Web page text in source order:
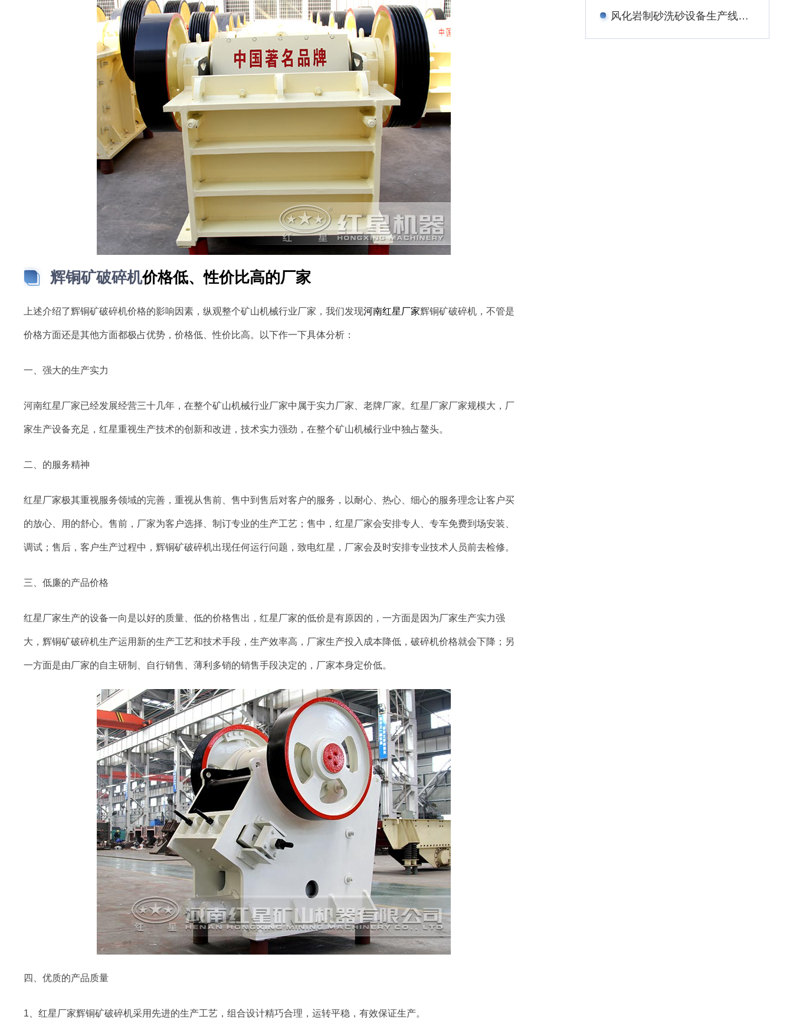
辉铜矿破碎机价格低、性价比高的厂家
上述介绍了辉铜矿破碎机价格的影响因素，纵观整个矿山机械行业厂家，我们发现河南红星厂家辉铜矿破碎机，不管是
价格方面还是其他方面都极占优势，价格低、性价比高。以下作一下具体分析：
一、强大的生产实力
河南红星厂家已经发展经营三十几年，在整个矿山机械行业厂家中属于实力厂家、老牌厂家。红星厂家厂家规模大，厂
家生产设备充足，红星重视生产技术的创新和改进，技术实力强劲，在整个矿山机械行业中独占鳌头。
二、的服务精神
红星厂家极其重视服务领域的完善，重视从售前、售中到售后对客户的服务，以耐心、热心、细心的服务理念让客户买
的放心、用的舒心。售前，厂家为客户选择、制订专业的生产工艺；售中，红星厂家会安排专人、专车免费到场安装、
调试；售后，客户生产过程中，辉铜矿破碎机出现任何运行问题，致电红星，厂家会及时安排专业技术人员前去检修。
三、低廉的产品价格
红星厂家生产的设备一向是以好的质量、低的价格售出，红星厂家的低价是有原因的，一方面是因为厂家生产实力强
大，辉铜矿破碎机生产运用新的生产工艺和技术手段，生产效率高，厂家生产投入成本降低，破碎机价格就会下降；另
一方面是由厂家的自主研制、自行销售、薄利多销的销售手段决定的，厂家本身定价低。
四、优质的产品质量
1、红星厂家辉铜矿破碎机采用先进的生产工艺，组合设计精巧合理，运转平稳，有效保证生产。
风化岩制砂洗砂设备生产线工艺——附图片、生产现场